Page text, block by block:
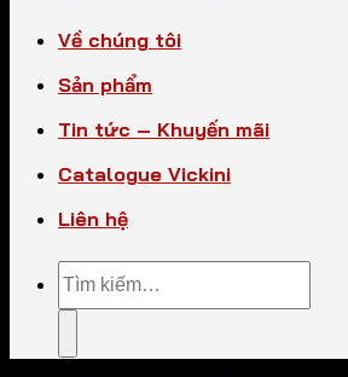
Về chúng tôi
Sản phẩm
Tin tức – Khuyến mãi
Catalogue Vickini
Liên hệ
Tìm
kiếm: